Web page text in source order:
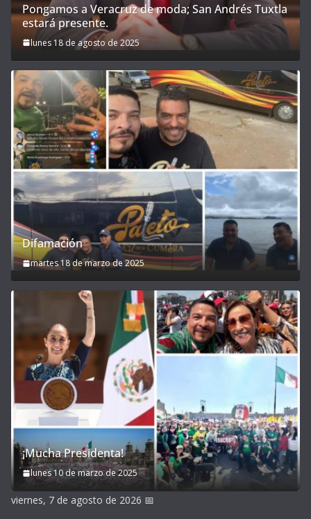
Pongamos a Veracruz de moda; San Andrés Tuxtla
estará presente.
lunes 18 de agosto de 2025
Difamación
martes 18 de marzo de 2025
¡Mucha Presidenta!
lunes 10 de marzo de 2025
viernes, 7 de agosto de 2026 📅